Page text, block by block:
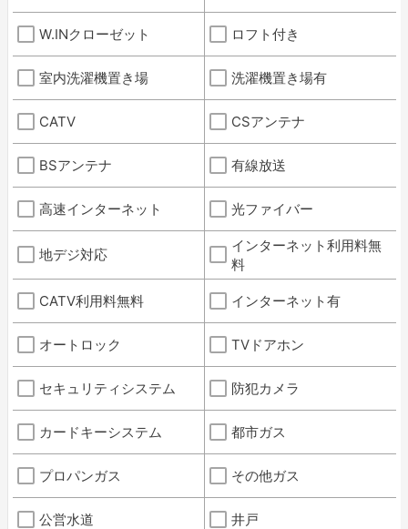
W.INクローゼット ロフト付き
室内洗濯機置き場 洗濯機置き場有
CATV CSアンテナ
BSアンテナ 有線放送
高速インターネット 光ファイバー
地デジ対応
インターネット利用料無
料
CATV利用料無料 インターネット有
オートロック TVドアホン
セキュリティシステム 防犯カメラ
カードキーシステム 都市ガス
プロパンガス その他ガス
公営水道 井戸